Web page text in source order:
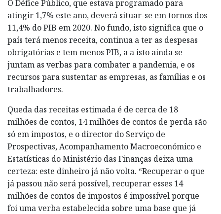
O Défice Público, que estava programado para
atingir 1,7% este ano, deverá situar-se em tornos dos
11,4% do PIB em 2020. No fundo, isto significa que o
país terá menos receita, continua a ter as despesas
obrigatórias e tem menos PIB, a a isto ainda se
juntam as verbas para combater a pandemia, e os
recursos para sustentar as empresas, as famílias e os
trabalhadores.
Queda das receitas estimada é de cerca de 18
milhões de contos, 14 milhões de contos de perda são
só em impostos, e o director do Serviço de
Prospectivas, Acompanhamento Macro­económico e
Estatísticas do Ministério das Finanças deixa uma
certeza: este dinheiro já não volta. “Recuperar o que
já passou não será possível, recuperar esses 14
milhões de contos de impostos é impossível porque
foi uma verba estabelecida sobre uma base que já